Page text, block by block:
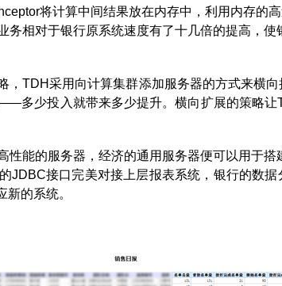
将计算中间结果放在内存中，利用内存的
务相对于银行原系统速度有了十几倍的提高，
，TDH采用向计算集群添加服务器的方式来横
多少投入就带来多少提升。横向扩展的策略让
性能的服务器，经济的通用服务器便可以用于
JDBC接口完美对接上层报表系统，银行的数
的系统。